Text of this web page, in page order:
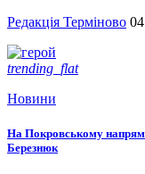
Редакція Терміново
trending_flat
Новини
На Покровському
Березнюк